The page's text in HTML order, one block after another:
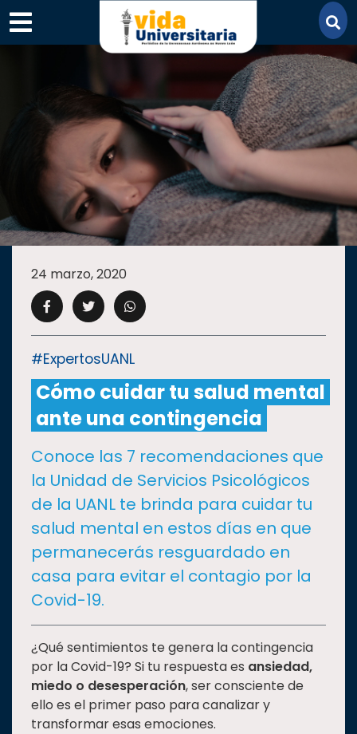
×
SECCIONES
ACADEMIA
CAMPUS UANL
CULTURA
I+D+I EXPERTOS
SALUD
SUSTENTABILIDAD
TEMAS
Oferta
educativa
24 marzo, 2020
#ExpertosUANL
Cómo cuidar tu salud mental
ante una contingencia
Conoce las 7 recomendaciones que
la Unidad de Servicios Psicológicos
de la UANL te brinda para cuidar tu
salud mental en estos días en que
permanecerás resguardado en
casa para evitar el contagio por la
Covid-19.
¿Qué sentimientos te genera la contingencia
por la Covid-19? Si tu respuesta es ansiedad,
miedo o desesperación, ser consciente de
ello es el primer paso para canalizar y
transformar esas emociones.